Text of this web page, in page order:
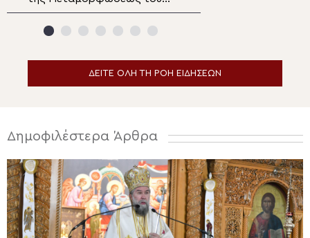
Σωτήρος στην Καλαμαριά
(ΦΩΤΟ)
ΔΕΙΤΕ ΟΛΗ ΤΗ ΡΟΗ ΕΙΔΗΣΕΩΝ
Δημοφιλέστερα Άρθρα